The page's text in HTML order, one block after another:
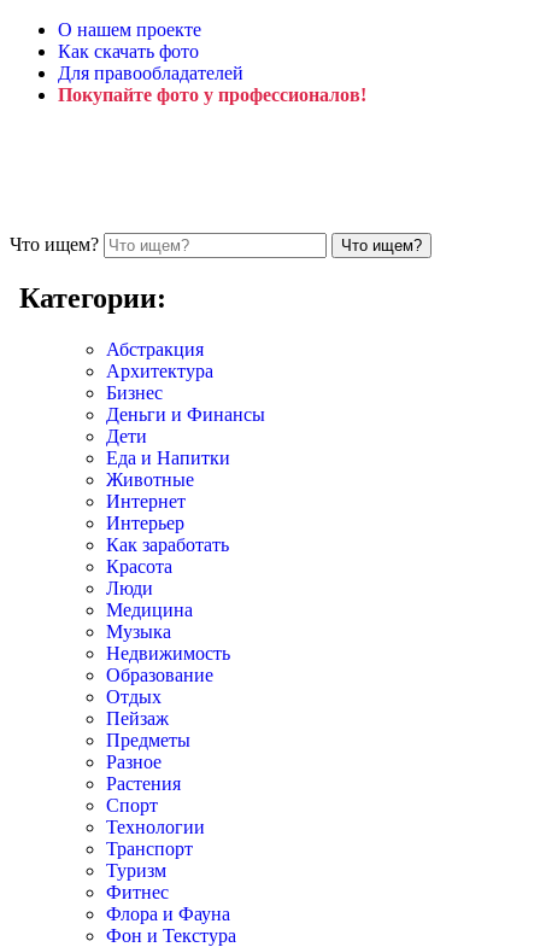
О нашем проекте
Как скачать фото
Для правообладателей
Покупайте фото у профессионалов!
Что ищем?
Категории:
Абстракция
Архитектура
Бизнес
Деньги и Финансы
Дети
Еда и Напитки
Животные
Интернет
Интерьер
Как заработать
Красота
Люди
Медицина
Музыка
Недвижимость
Образование
Отдых
Пейзаж
Предметы
Разное
Растения
Спорт
Технологии
Транспорт
Туризм
Фитнес
Флора и Фауна
Фон и Текстура